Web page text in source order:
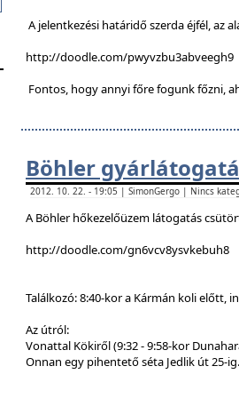
A jelentkezési határidő szerda éjfél, az
http://doodle.com/pwyvzbu3abveegh9
Fontos, hogy annyi főre fogunk főzni,
Böhler
2012. 10. 22. - 19:05 | SimonGergo | Nincs
A Böhler hőkezelőüzem látogatás
http://doodle.com/gn6vcv8ysvkebuh8
Találkozó: 8:40-kor a Kármán koli előtt,
Az útról:
Vonattal Kökiről (9:32 - 9:58-kor
Onnan egy pihentető séta Jedlik út 25-ig.